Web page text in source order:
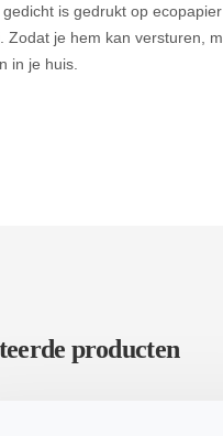
is gedrukt op
Zodat je hem kan versturen,
in je huis.
producten